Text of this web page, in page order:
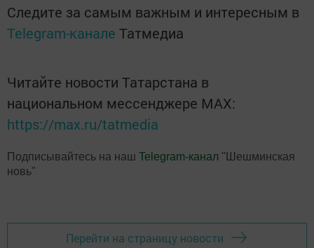
Следите за самым важным и интересным в
Telegram-канале Татмедиа
Читайте новости Татарстана в
национальном мессенджере MАХ:
https://max.ru/tatmedia
Подписывайтесь на наш Telegram-канал "Шешминская
новь"
Перейти на страницу новости